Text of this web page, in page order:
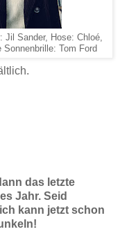
Jil Sander, Hose: Chloé,
Tom Ford
das letzte
Jahr. Seid
kann jetzt schon